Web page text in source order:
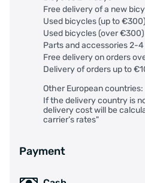
Free delivery of a new
Used bicycles (up to
Used bicycles (over
Parts and accessories 2-
Free delivery on orders
Delivery of orders up to
Other European countries:
If the delivery country is
delivery cost will be
carrier’s rates"
Payment